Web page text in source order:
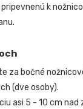
k
za bočné
(dve osoby).
asi 5 - 10 cm nad